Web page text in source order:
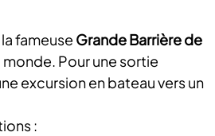
fameuse Grande Barrière de
Pour une sortie
excursion en bateau vers un
: